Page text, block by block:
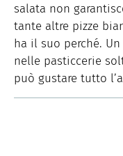
salata non
tante altre pizze
ha il suo perché.
nelle pasticcerie
può gustare tutto